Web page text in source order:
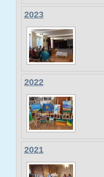
2023
2022
2021